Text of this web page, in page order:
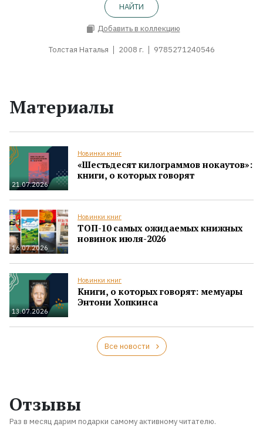
НАЙТИ
Добавить в коллекцию
Толстая Наталья 2008 г. 9785271240546
Материалы
21.07.2026
Новинки книг
«Шестьдесят килограммов нокаутов»:
книги, о которых говорят
16.07.2026
Новинки книг
ТОП-10 самых ожидаемых книжных
новинок июля-2026
13.07.2026
Новинки книг
Книги, о которых говорят: мемуары
Энтони Хопкинса
Все новости
Отзывы
Раз в месяц дарим подарки самому активному читателю.